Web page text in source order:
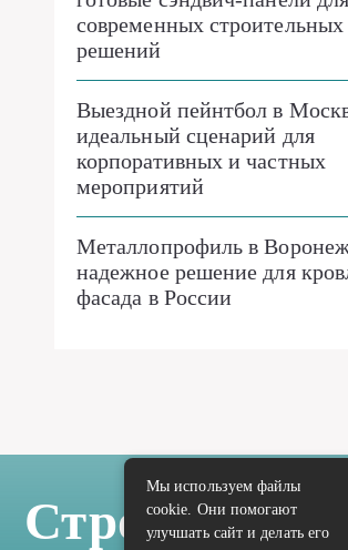
современных строительных
решений
Выездной пейнтбол в
идеальный сценарий для
корпоративных и частных
мероприятий
Металлопрофиль в
надежное решение для
фасада в России
Стройка
Мы используем файлы
cookie. Они помогают
улучшать сайт и делать его